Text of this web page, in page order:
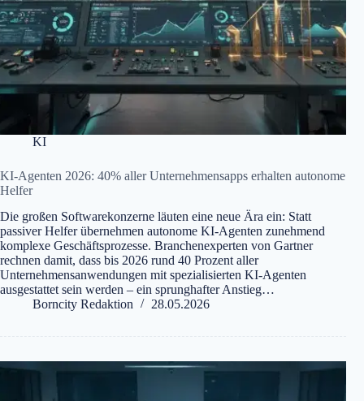
KI
KI-Agenten 2026: 40% aller Unternehmensapps erhalten autonome
Helfer
Die großen Softwarekonzerne läuten eine neue Ära ein: Statt
passiver Helfer übernehmen autonome KI-Agenten zunehmend
komplexe Geschäftsprozesse. Branchenexperten von Gartner
rechnen damit, dass bis 2026 rund 40 Prozent aller
Unternehmensanwendungen mit spezialisierten KI-Agenten
ausgestattet sein werden – ein sprunghafter Anstieg…
Borncity Redaktion
28.05.2026